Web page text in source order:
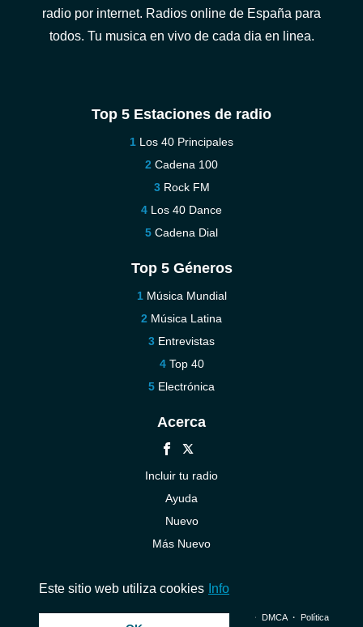
radio por internet. Radios online de España para
todos. Tu musica en vivo de cada dia en linea.
Top 5 Estaciones de radio
Los 40 Principales
Cadena 100
Rock FM
Los 40 Dance
Cadena Dial
Top 5 Géneros
Música Mundial
Música Latina
Entrevistas
Top 40
Electrónica
Acerca
Incluir tu radio
Ayuda
Nuevo
Más Nuevo
© 2026 InstantAudio. Reservados todos los derechos. ・ DMCA・ Política
Este sitio web utiliza cookies Info